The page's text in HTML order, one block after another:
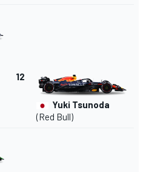
12
Yuki Tsunoda
(Red Bull)